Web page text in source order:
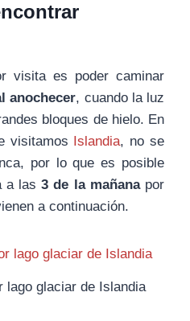
visita es poder caminar
anochecer, cuando la luz
bloques de hielo. En
visitamos
Islandia, no se
por lo que es posible
a las3 de la mañanapor
a continuación.
lago glaciar de Islandia